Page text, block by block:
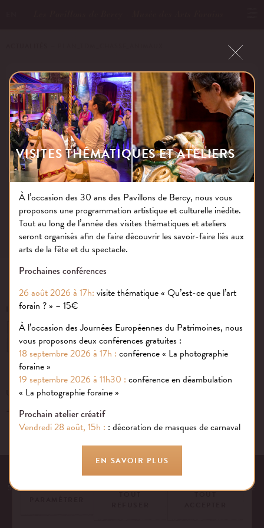
PLAN_TDM_CHASSE_ANIMAUX
Publié le : 18.09.25
NOS THÉMATIQUES
VISITES THÉMATIQUES ET ATELIERS
À l’occasion des 30 ans des Pavillons de Bercy, nous vous
proposons une programmation artistique et culturelle inédite.
Tout au long de l’année des visites thématiques et ateliers
seront organisés afin de faire découvrir les savoir-faire liés aux
arts de la fête et du spectacle.
Prochaines conférences
26 août 2026 à 17h: visite thématique « Qu’est-ce que l’art
forain ? » – 15€
À l’occasion des Journées Européennes du Patrimoines, nous
vous proposons deux conférences gratuites :
18 septembre 2026 à 17h : conférence « La photographie
foraine »
19 septembre 2026 à 11h30 : conférence en déambulation
« La photographie foraine »
Prochain atelier créatif
Vendredi 28 août, 15h : : décoration de masques de carnaval
EN SAVOIR PLUS
INSCRIVEZ-VOUS À NOTRE NEWSLETTER
UN ÉVÉNEMENT, UNE QUESTION ?
+33 (0)1 43 40 16 22
53 AVENUE DES TERROIRS DE FRANCE, 75012 PARIS | FRANCE
Gestion des cookies
Nous utilisons des cookies sur notre site internet pour rendre votre
expérience aussi douce qu’une confiserie foraine !
TOUT
TOUT